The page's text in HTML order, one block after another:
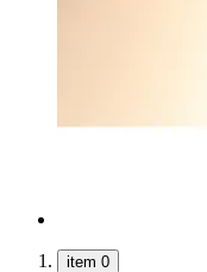
item 0